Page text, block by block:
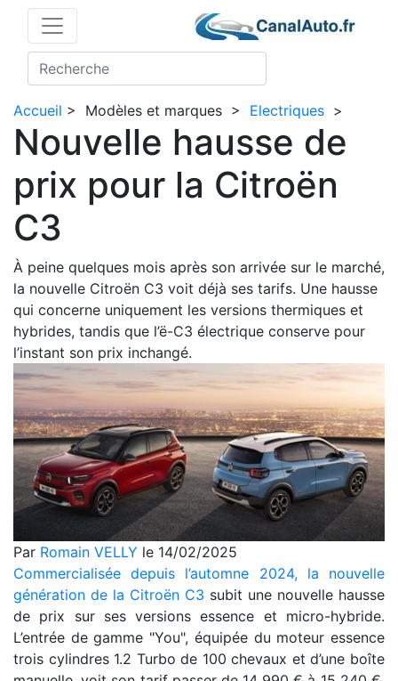
Accueil > Modèles et marques > Electriques >
Nouvelle hausse de
prix pour la Citroën
C3
À peine quelques mois après son arrivée sur le marché,
la nouvelle Citroën C3 voit déjà ses tarifs. Une hausse
qui concerne uniquement les versions thermiques et
hybrides, tandis que l’ë-C3 électrique conserve pour
l’instant son prix inchangé.
Par Romain VELLY le 14/02/2025
Commercialisée depuis l’automne 2024, la nouvelle
génération de la Citroën C3 subit une nouvelle hausse
de prix sur ses versions essence et micro-hybride.
L’entrée de gamme "You", équipée du moteur essence
trois cylindres 1.2 Turbo de 100 chevaux et d’une boîte